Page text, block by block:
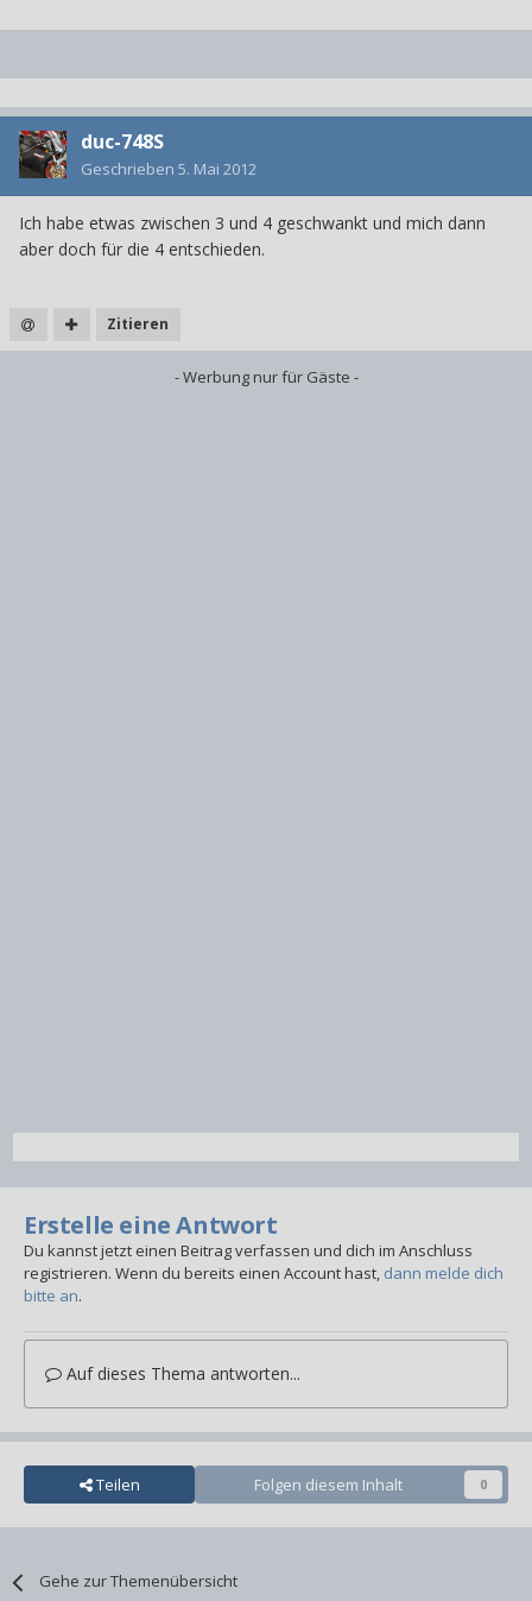
duc-748S
Geschrieben 5. Mai 2012
Ich habe etwas zwischen 3 und 4 geschwankt und mich dann
aber doch für die 4 entschieden.
Zitieren
- Werbung nur für Gäste -
Erstelle eine Antwort
Du kannst jetzt einen Beitrag verfassen und dich im Anschluss
registrieren. Wenn du bereits einen Account hast, dann melde dich
bitte an.
Auf dieses Thema antworten...
Teilen Folgen diesem Inhalt 0
Gehe zur Themenübersicht